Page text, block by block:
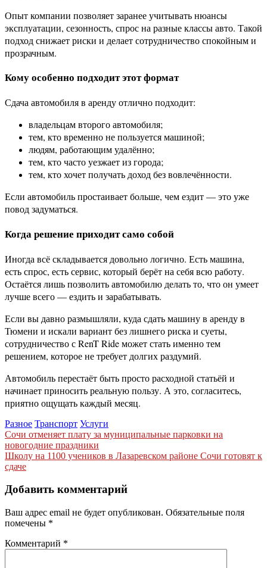
Опыт компании позволяет заранее учитывать нюансы
эксплуатации, сезонность, спрос на разные классы авто. Такой
подход снижает риски и делает сотрудничество спокойным и
прозрачным.
Кому особенно подходит этот формат
Сдача автомобиля в аренду отлично подходит:
владельцам второго автомобиля;
тем, кто временно не пользуется машиной;
людям, работающим удалённо;
тем, кто часто уезжает из города;
тем, кто хочет получать доход без вовлечённости.
Если автомобиль простаивает больше, чем ездит — это уже
повод задуматься.
Когда решение приходит само собой
Иногда всё складывается довольно логично. Есть машина,
есть спрос, есть сервис, который берёт на себя всю работу.
Остаётся лишь позволить автомобилю делать то, что он умеет
лучше всего — ездить и зарабатывать.
Если вы давно размышляли, куда сдать машину в аренду в
Тюмени и искали вариант без лишнего риска и суеты,
сотрудничество с RenT Ride может стать именно тем
решением, которое не требует долгих раздумий.
Автомобиль перестаёт быть просто расходной статьёй и
начинает приносить реальную пользу. А это, согласитесь,
приятно ощущать каждый месяц.
Разное Транспорт Услуги
Навигация
по
записям
Сочи отменяет плату за муниципальные парковки на
новогодние праздники
Школу на 1100 учеников в Лазаревском районе Сочи готовят к
сдаче
Добавить комментарий
Ваш адрес email не будет опубликован. Обязательные поля
помечены *
Комментарий *